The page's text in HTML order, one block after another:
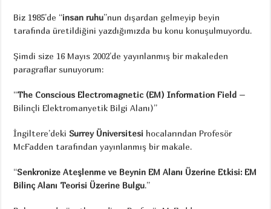
Biz 1985’de “insan ruhu”nun dışardan gelmeyip beyin
tarafında üretildiğini yazdığımızda bu konu konuşulmuyordu.
Şimdi size 16 Mayıs 2002’de yayınlanmış bir makaleden
paragraflar sunuyorum:
“The Conscious Electromagnetic (EM) Information Field –
Bilinçli Elektromanyetik Bilgi Alanı)”
İngiltere’deki Surrey Üniversitesi hocalarından Profesör
McFadden tarafından yayınlanmış bir makale.
“Senkronize Ateşlenme ve Beynin EM Alanı Üzerine Etkisi: EM
Bilinç Alanı Teorisi Üzerine Bulgu.”